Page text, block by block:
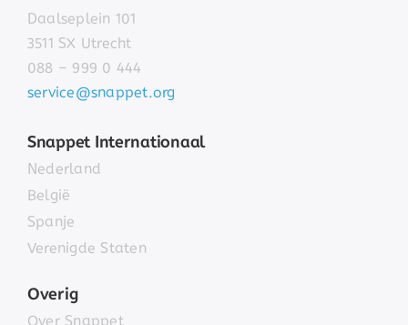
Daalseplein 101
3511 SX Utrecht
088 – 999 0 444
service@snappet.org
Snappet Internationaal
Nederland
België
Spanje
Verenigde Staten
Overig
Over Snappet